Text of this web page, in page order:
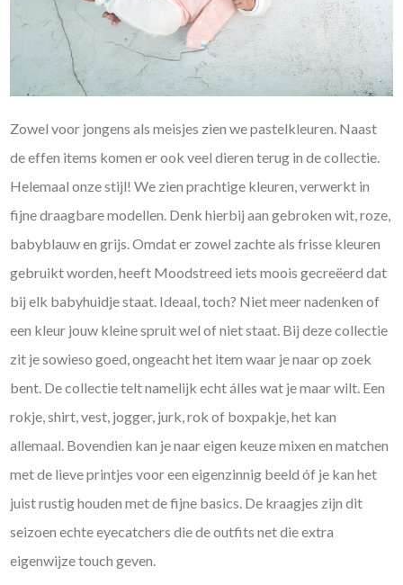
Zowel voor jongens als meisjes zien we pastelkleuren. Naast
de effen items komen er ook veel dieren terug in de collectie.
Helemaal onze stijl! We zien prachtige kleuren, verwerkt in
fijne draagbare modellen. Denk hierbij aan gebroken wit, roze,
babyblauw en grijs. Omdat er zowel zachte als frisse kleuren
gebruikt worden, heeft Moodstreed iets moois gecreëerd dat
bij elk babyhuidje staat. Ideaal, toch? Niet meer nadenken of
een kleur jouw kleine spruit wel of niet staat. Bij deze collectie
zit je sowieso goed, ongeacht het item waar je naar op zoek
bent. De collectie telt namelijk echt álles wat je maar wilt. Een
rokje, shirt, vest, jogger, jurk, rok of boxpakje, het kan
allemaal. Bovendien kan je naar eigen keuze mixen en matchen
met de lieve printjes voor een eigenzinnig beeld óf je kan het
juist rustig houden met de fijne basics. De kraagjes zijn dit
seizoen echte eyecatchers die de outfits net die extra
eigenwijze touch geven.